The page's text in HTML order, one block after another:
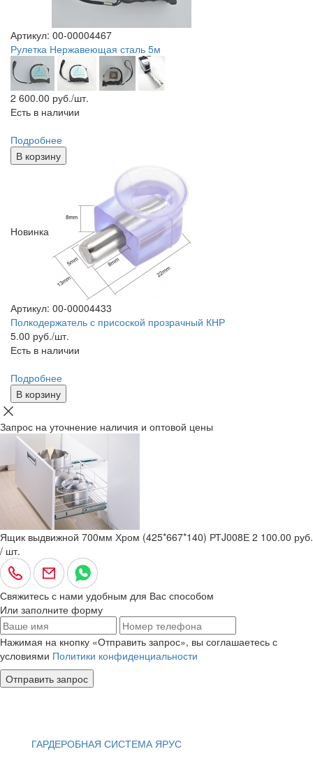
Артикул: 00-00004467
Рулетка Нержавеющая сталь 5м
2 600.00 руб./шт.
Есть в наличии
Подробнее
В корзину
Новинка
Артикул: 00-00004433
Полкодержатель с присоской прозрачный КНР
5.00 руб./шт.
Есть в наличии
Подробнее
В корзину
Запрос на уточнение наличия и оптовой цены
Ящик выдвижной 700мм Хром (425*667*140) РТJ008Е 2 100.00 руб.
/ шт.
Свяжитесь с нами удобным для Вас способом
Или заполните форму
Нажимая на кнопку «Отправить запрос», вы соглашаетесь с
условиями Политики конфиденциальности
Отправить запрос
ГАРДЕРОБНАЯ СИСТЕМА ЯРУС